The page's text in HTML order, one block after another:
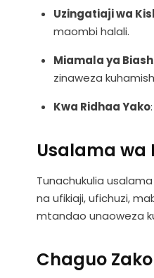
Uzingatiaji wa
maombi halali.
Miamala ya
zinaweza
Kwa Ridhaa Yako
Usalama wa
Tunachukulia
na ufikiaji, ufichuzi,
mtandao unaoweza
Chaguo Zako